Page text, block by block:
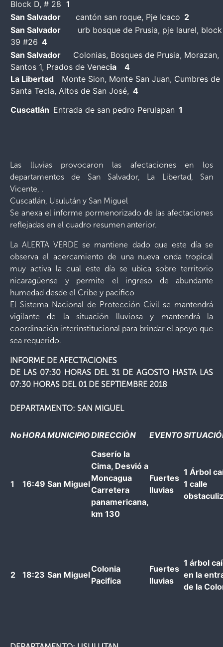
Block D, # 28 1
San Salvador
cantón san roque, Pje Icaco 2
San Salvador
urb bosque de Prusia, pje laurel, block
39 #26 4
San Salvador
Colonias, Bosques de Prusia, Morazan,
Santos 1, Prados de Venecia 4
La Libertad
Monte Sion, Monte San Juan, Cumbres de
Santa Tecla, Altos de San José, 4
Cuscatlán Entrada de san pedro Perulapan 1
Las lluvias provocaron las afectaciones en los
departamentos de San Salvador, La Libertad, San
Vicente, .
Cuscatlán, Usulután y San Miguel
Se anexa el informe pormenorizado de las afectaciones
reflejadas en el cuadro resumen anterior.
La ALERTA VERDE se mantiene dado que este día se
observa el acercamiento de una nueva onda tropical
muy activa la cual este día se ubica sobre territorio
nicaragüense y permite el ingreso de abundante
humedad desde el Cribe y pacifico
El Sistema Nacional de Protección Civil se mantendrá
vigilante de la situación lluviosa y mantendrá la
coordinación interinstitucional para brindar el apoyo que
sea requerido.
INFORME DE AFECTACIONES
DE LAS 07:30 HORAS DEL 31 DE AGOSTO HASTA LAS
07:30 HORAS DEL 01 DE SEPTIEMBRE 2018
DEPARTAMENTO: SAN MIGUEL
NoHORAMUNICIPIODIRECCIÒN EVENTO
1 16:49 San Miguel
Caserío la
Cima, Desvió a
Moncagua
Carretera
panamericana,
km 130
Fuertes
lluvias
1 Árbol
1 calle
2 18:23 San Miguel
Colonia
Pacifica
Fuertes
lluvias
1 árbol
en la
de la